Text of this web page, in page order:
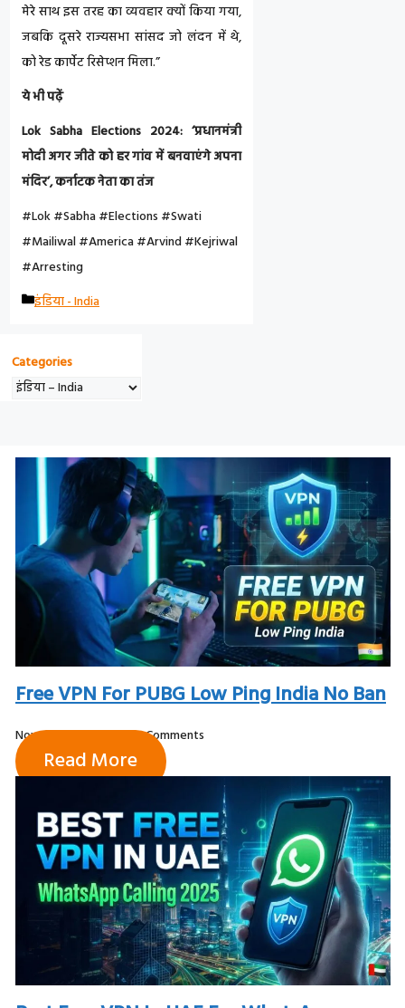
मेरे साथ इस तरह का व्यवहार क्यों किया गया,
जबकि दूसरे राज्यसभा सांसद जो लंदन में थे,
को रेड कार्पेट रिसेप्शन मिला.”
ये भी पढ़ें
Lok Sabha Elections 2024: ‘प्रधानमंत्री
मोदी अगर जीते को हर गांव में बनवाएंगे अपना
मंदिर’, कर्नाटक नेता का तंज
#Lok #Sabha #Elections #Swati
#Mailiwal #America #Arvind #kejriwal
#arresting
C
R
E
इंडिया - India
Categories
Free VPN For PUBG Low Ping India No Ban
November 28, 2025No Comments
Read More